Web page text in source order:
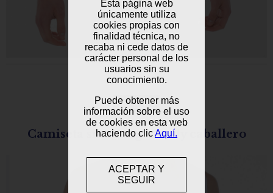
Esta página web
únicamente utiliza
cookies propias con
finalidad técnica, no
recaba ni cede datos de
carácter personal de los
usuarios sin su
conocimiento.
Puede obtener más
información sobre el uso
de cookies en esta web
haciendo clicAquí.
ACEPTAR Y
SEGUIR
EPR25
Camiseta sin mangas body caballero